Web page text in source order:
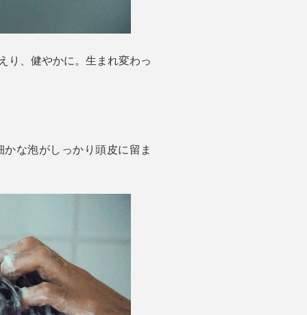
り、健やかに。生まれ変わっ
な泡がしっかり頭皮に留ま